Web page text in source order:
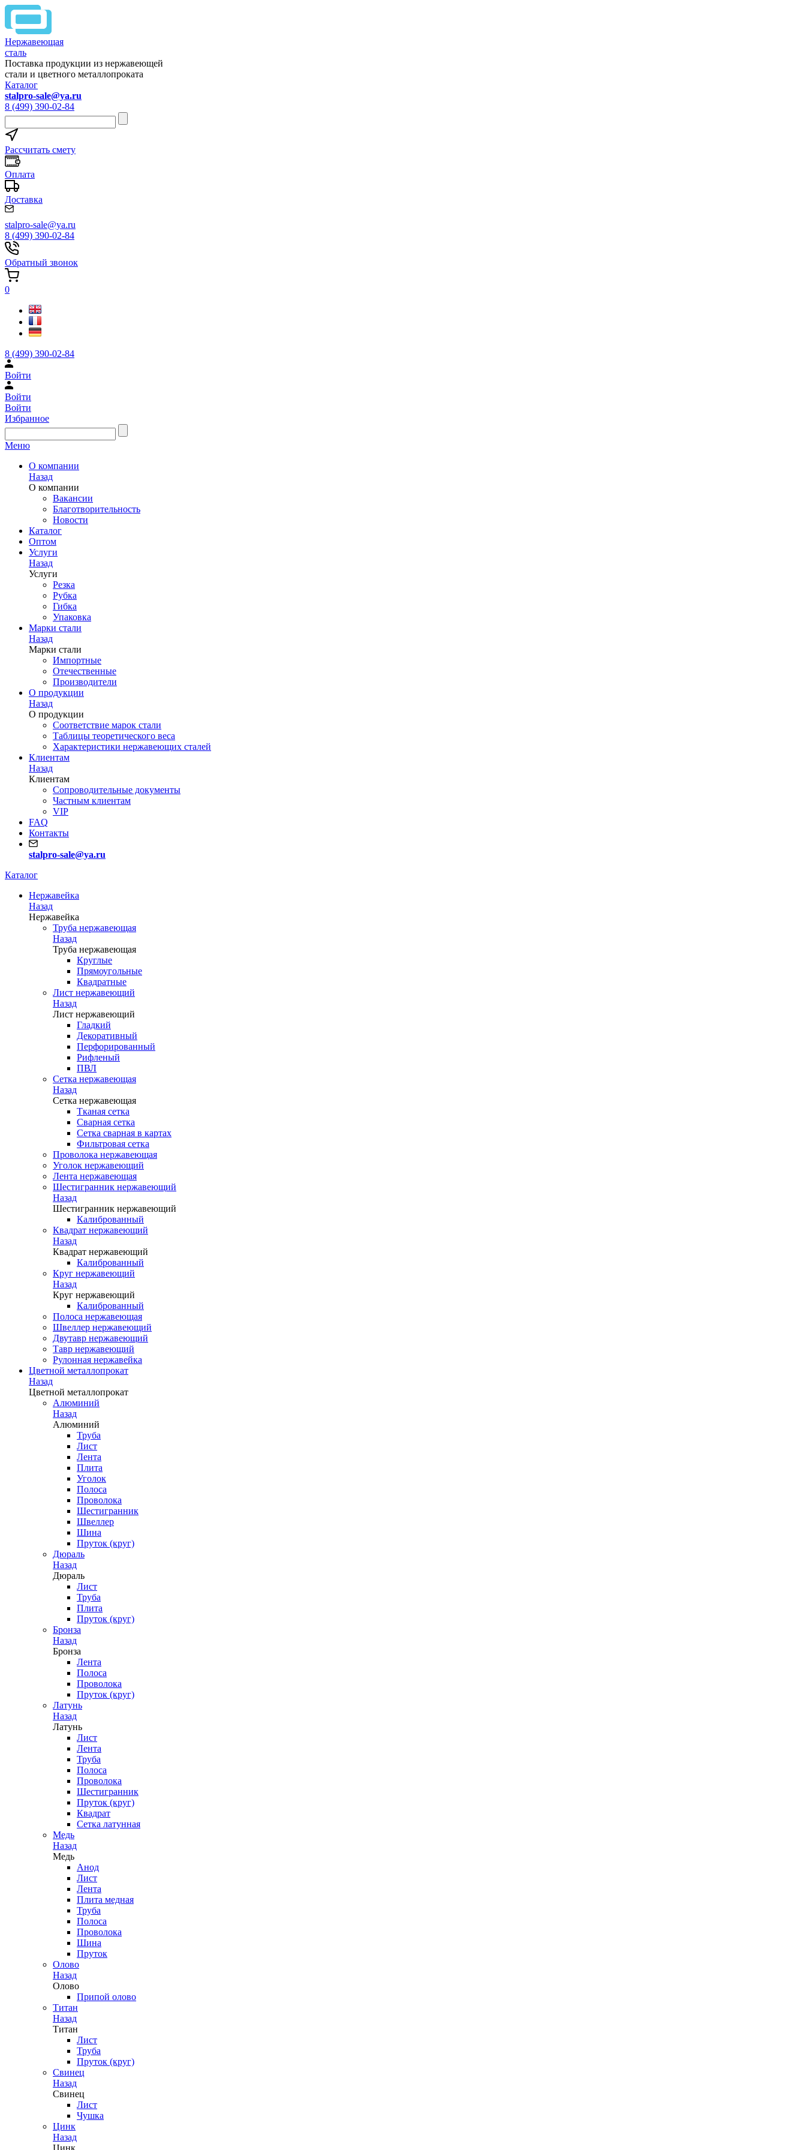
Нержавеющая
сталь
Поставка продукции из нержавеющей
стали и цветного металлопроката
Каталог
stalpro-sale@ya.ru
8 (499) 390-02-84
Рассчитать смету
Оплата
Доставка
stalpro-sale@ya.ru
8 (499) 390-02-84
Обратный звонок
0
8 (499) 390-02-84
Войти
Войти
Войти
Избранное
Меню
О компании
Назад
О компании
Вакансии
Благотворительность
Новости
Каталог
Оптом
Услуги
Назад
Услуги
Резка
Рубка
Гибка
Упаковка
Марки стали
Назад
Марки стали
Импортные
Отечественные
Производители
О продукции
Назад
О продукции
Соответствие марок стали
Таблицы теоретического веса
Характеристики нержавеющих сталей
Клиентам
Назад
Клиентам
Сопроводительные документы
Частным клиентам
VIP
FAQ
Контакты
stalpro-sale@ya.ru
Каталог
Нержавейка
Назад
Нержавейка
Труба нержавеющая
Назад
Труба нержавеющая
Круглые
Прямоугольные
Квадратные
Лист нержавеющий
Назад
Лист нержавеющий
Гладкий
Декоративный
Перфорированный
Рифленый
ПВЛ
Сетка нержавеющая
Назад
Сетка нержавеющая
Тканая сетка
Сварная сетка
Сетка сварная в картах
Фильтровая сетка
Проволока нержавеющая
Уголок нержавеющий
Лента нержавеющая
Шестигранник нержавеющий
Назад
Шестигранник нержавеющий
Калиброванный
Квадрат нержавеющий
Назад
Квадрат нержавеющий
Калиброванный
Круг нержавеющий
Назад
Круг нержавеющий
Калиброванный
Полоса нержавеющая
Швеллер нержавеющий
Двутавр нержавеющий
Тавр нержавеющий
Рулонная нержавейка
Цветной металлопрокат
Назад
Цветной металлопрокат
Алюминий
Назад
Алюминий
Труба
Лист
Лента
Плита
Уголок
Полоса
Проволока
Шестигранник
Швеллер
Шина
Пруток (круг)
Дюраль
Назад
Дюраль
Лист
Труба
Плита
Пруток (круг)
Бронза
Назад
Бронза
Лента
Полоса
Проволока
Пруток (круг)
Латунь
Назад
Латунь
Лист
Лента
Труба
Полоса
Проволока
Шестигранник
Пруток (круг)
Квадрат
Сетка латунная
Медь
Назад
Медь
Анод
Лист
Лента
Плита медная
Труба
Полоса
Проволока
Шина
Пруток
Олово
Назад
Олово
Припой олово
Титан
Назад
Титан
Лист
Труба
Пруток (круг)
Свинец
Назад
Свинец
Лист
Чушка
Цинк
Назад
Цинк